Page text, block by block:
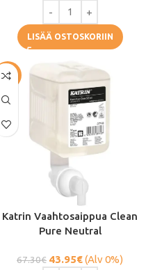
LISÄÄ OSTOSKORIIN
-35%
Katrin Vaahtosaippua Clean
Pure Neutral
67.30€ 43.95€(Alv 0%)